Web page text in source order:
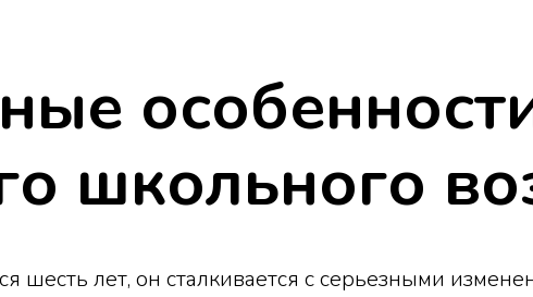
школьного
шесть лет, он сталкивается с серьезными